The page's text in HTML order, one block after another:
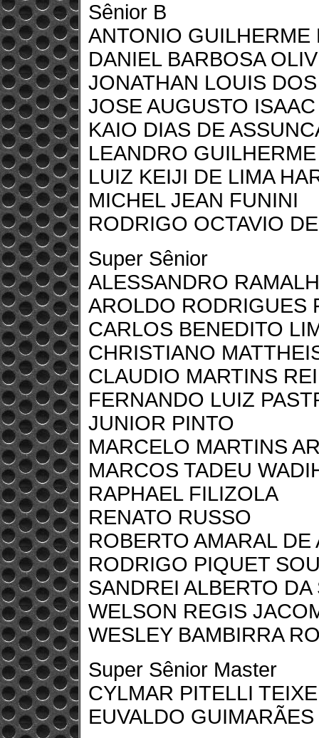
Sênior B
ANTONIO GUILHERME
DANIEL BARBOSA
JONATHAN LOUIS
JOSE AUGUSTO
KAIO DIAS DE
LEANDRO
LUIZ KEIJI DE LIMA
MICHEL JEAN FUNINI
RODRIGO OCTAVIO
Super Sênior
ALESSANDRO
AROLDO RODRIGUES
CARLOS BENEDITO
CHRISTIANO
CLAUDIO MARTINS
FERNANDO LUIZ
JUNIOR PINTO
MARCELO MARTINS
MARCOS TADEU
RAPHAEL FILIZOLA
RENATO RUSSO
ROBERTO AMARAL
RODRIGO PIQUET
SANDREI ALBERTO DA
WELSON REGIS
WESLEY BAMBIRRA
Super Sênior Master
CYLMAR PITELLI
EUVALDO